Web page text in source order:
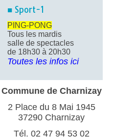
■ Sport-1
PING-PONG
Tous les mardis
salle de spectacles
de 18h30 à 20h30
Toutes les infos ici
Commune de Charnizay
2 Place du 8 Mai 1945
37290 Charnizay
Tél. 02 47 94 53 02